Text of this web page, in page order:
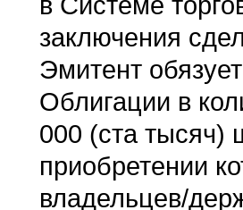
заключения
Эмитент
Облигации в
000 (ста тысяч)
приобретении
владельцев/